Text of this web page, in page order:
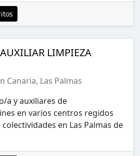
LIMPIEZA
Canaria, Las Palmas
a y auxiliares de
en varios centros regidos
en Las Palmas de